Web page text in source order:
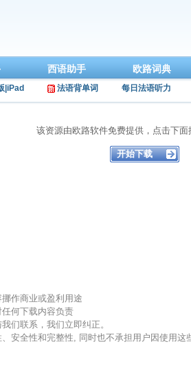
西语助手 欧路词典
|iPad 法语背单词 每日法语听力
该资源由欧路软件免费提供，点击下面
作商业或盈利用途
何下载内容负责
们联系，我们立即纠正。
安全性和完整性, 同时也不承担用户因使用这